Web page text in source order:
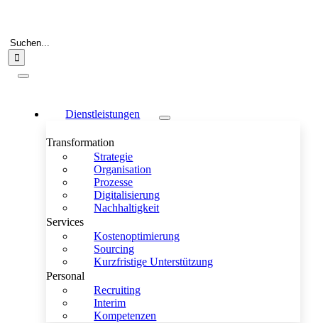
springen
Suche
nach:
Toggle
Dienstleistungen
Transformation
Strategie
Organisation
Prozesse
Digitalisierung
Nachhaltigkeit
Services
Kostenoptimierung
Sourcing
Kurzfristige Unterstützung
Personal
Recruiting
Interim
Kompetenzen